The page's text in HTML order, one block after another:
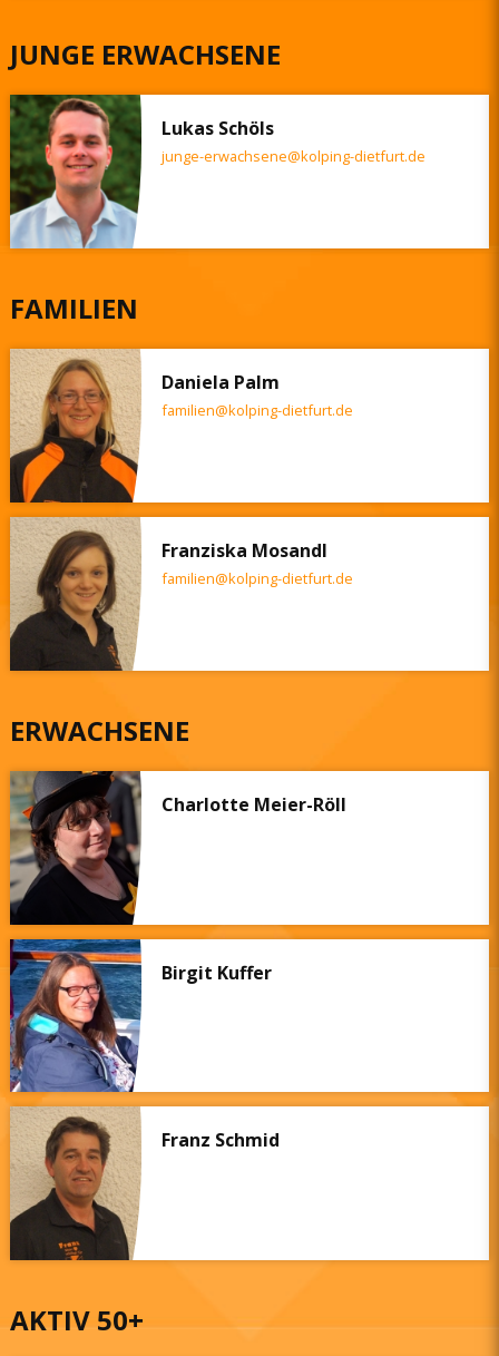
JUNGE ERWACHSENE
Lukas Schöls
junge-erwachsene@kolping-dietfurt.de
FAMILIEN
Daniela Palm
familien@kolping-dietfurt.de
Franziska Mosandl
familien@kolping-dietfurt.de
ERWACHSENE
Charlotte Meier-Röll
Birgit Kuffer
Franz Schmid
AKTIV 50+